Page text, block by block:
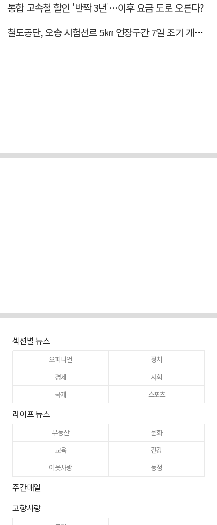
통합 고속철 할인 '반짝 3년'…이후 요금 도로 오른다?
철도공단, 오송 시험선로 5㎞ 연장구간 7일 조기 개통…LA 메트로 사업 지원
섹션별 뉴스
오피니언
정치
경제
사회
국제
스포츠
라이프 뉴스
부동산
문화
교육
건강
이웃사랑
동정
주간매일
고향사랑